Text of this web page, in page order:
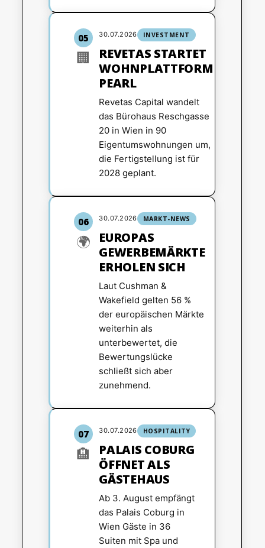
05
🏢
30.07.2026 INVESTMENT
REVETAS STARTET
WOHNPLATTFORM
PEARL
Revetas Capital wandelt
das Bürohaus Reschgasse
20 in Wien in 90
Eigentumswohnungen um,
die Fertigstellung ist für
2028 geplant.
06
🌍
30.07.2026 MARKT-NEWS
EUROPAS
GEWERBEMÄRKTE
ERHOLEN SICH
Laut Cushman &
Wakefield gelten 56 %
der europäischen Märkte
weiterhin als
unterbewertet, die
Bewertungslücke
schließt sich aber
zunehmend.
07
🏨
30.07.2026 HOSPITALITY
PALAIS COBURG
ÖFFNET ALS
GÄSTEHAUS
Ab 3. August empfängt
das Palais Coburg in
Wien Gäste in 36
Suiten mit Spa und